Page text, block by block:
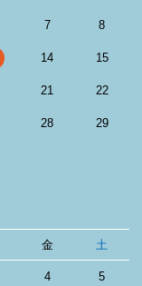
7 8
14 15
21 22
28 29
金 土
4 5